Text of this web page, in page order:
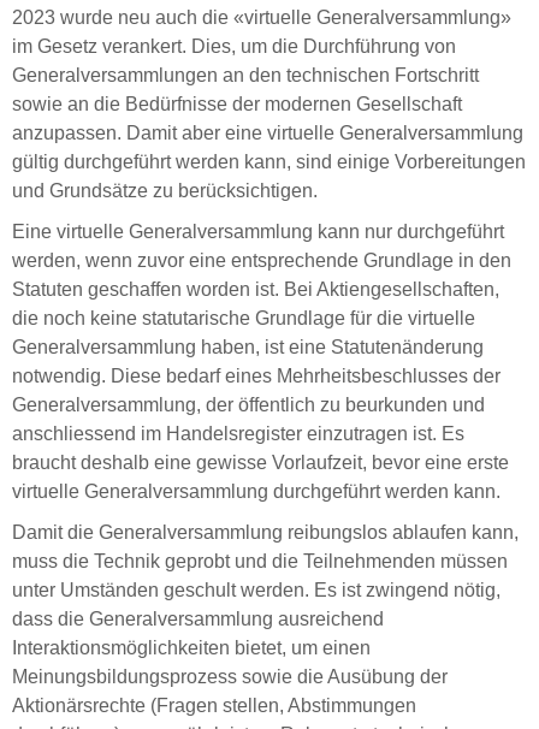
2023 wurde neu auch die «virtuelle Generalversammlung»
im Gesetz verankert. Dies, um die Durchführung von
Generalversammlungen an den technischen Fortschritt
sowie an die Bedürfnisse der modernen Gesellschaft
anzupassen. Damit aber eine virtuelle Generalversammlung
gültig durchgeführt werden kann, sind einige Vorbereitungen
und Grundsätze zu berücksichtigen.
Eine virtuelle Generalversammlung kann nur durchgeführt
werden, wenn zuvor eine entsprechende Grundlage in den
Statuten geschaffen worden ist. Bei Aktiengesellschaften,
die noch keine statutarische Grundlage für die virtuelle
Generalversammlung haben, ist eine Statutenänderung
notwendig. Diese bedarf eines Mehrheitsbeschlusses der
Generalversammlung, der öffentlich zu beurkunden und
anschliessend im Handelsregister einzutragen ist. Es
braucht deshalb eine gewisse Vorlaufzeit, bevor eine erste
virtuelle Generalversammlung durchgeführt werden kann.
Damit die Generalversammlung reibungslos ablaufen kann,
muss die Technik geprobt und die Teilnehmenden müssen
unter Umständen geschult werden. Es ist zwingend nötig,
dass die Generalversammlung ausreichend
Interaktionsmöglichkeiten bietet, um einen
Meinungsbildungsprozess sowie die Ausübung der
Aktionärsrechte (Fragen stellen, Abstimmungen